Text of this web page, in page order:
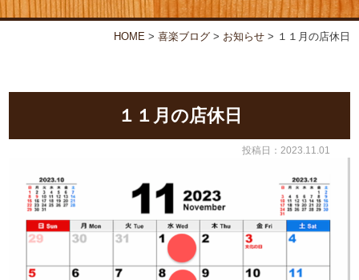
お弁当・オードブル 喜楽について
店舗情報 喜楽ブログ
HOME> 喜楽ブログ> お知らせ> １１月の店休日
１１月の店休日
投稿日：2023.11.01